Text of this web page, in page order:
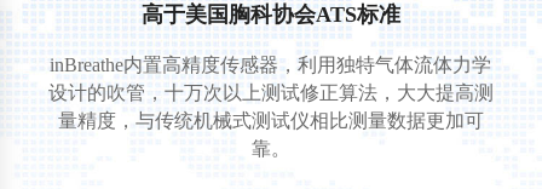
高于美国胸科协会ATS标准
inBreathe内置高精度传感器，利用独特气体流体力学
设计的吹管，十万次以上测试修正算法，大大提高测
量精度，与传统机械式测试仪相比测量数据更加可
靠。